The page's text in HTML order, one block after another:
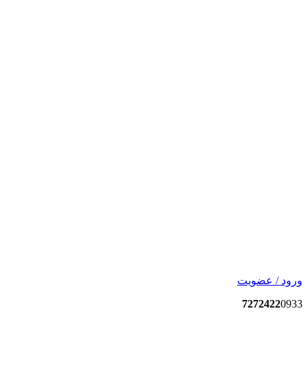
ورود / عضویت
72724220933